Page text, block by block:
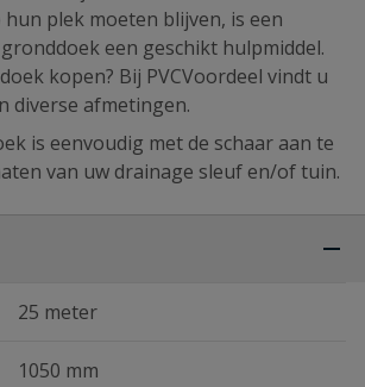
plek moeten blijven, is een
een geschikt hulpmiddel.
kopen? Bij PVCVoordeel vindt u
diverse afmetingen.
is eenvoudig met de schaar aan te
van uw drainage sleuf en/of tuin.
25 meter
1050 mm